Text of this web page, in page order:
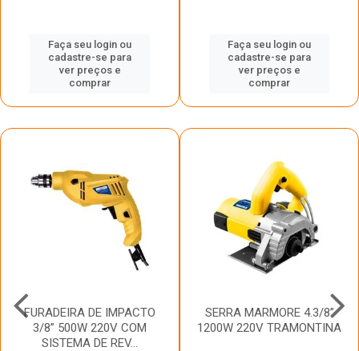
Faça seu login ou
cadastre-se para
ver preços e
comprar
Faça seu login ou
cadastre-se para
ver preços e
comprar
FURADEIRA DE IMPACTO
3/8” 500W 220V COM
SISTEMA DE REV...
SERRA MARMORE 4.3/8”
1200W 220V TRAMONTINA